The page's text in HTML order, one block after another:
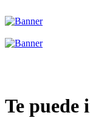
Te puede